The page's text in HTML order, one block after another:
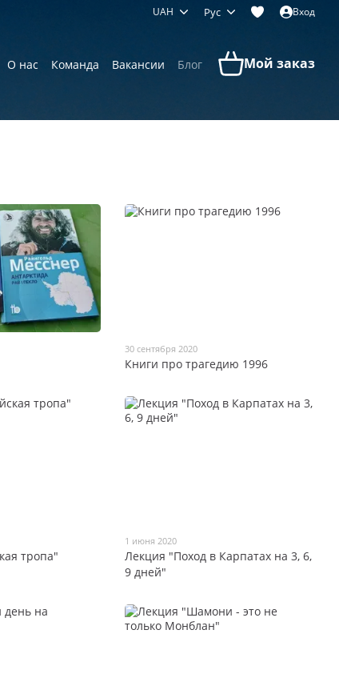
UAH Рус Вход
О нас Команда Вакансии Блог Мой заказ
30 сентября 2020
Книги про трагедию 1996
тропа"
1 июня 2020
Лекция "Поход в Карпатах на 3, 6,
9 дней"